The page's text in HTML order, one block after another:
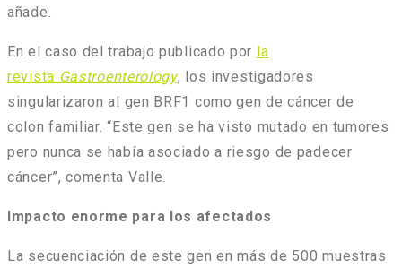
añade.
En el caso del trabajo publicado por la
revista Gastroenterology, los investigadores
singularizaron al gen BRF1 como gen de cáncer de
colon familiar. “Este gen se ha visto mutado en tumores
pero nunca se había asociado a riesgo de padecer
cáncer”, comenta Valle.
Impacto enorme para los afectados
La secuenciación de este gen en más de 500 muestras